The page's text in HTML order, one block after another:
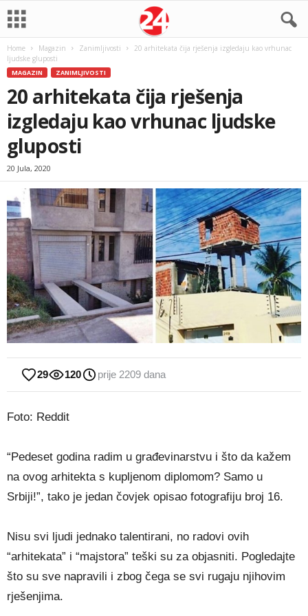
Home Magazin Zanimljivosti
20 arhitekata čija rješenja izgledaju kao vrhunac
ljudske gluposti
MAGAZIN ZANIMLJIVOSTI
20 arhitekata čija rješenja
izgledaju kao vrhunac ljudske
gluposti
20 Jula, 2020
29 120 prije 2209 dana
Foto: Reddit
“Pedeset godina radim u građevinarstvu i što da kažem
na ovog arhitekta s kupljenom diplomom? Samo u
Srbiji!”, tako je jedan čovjek opisao fotografiju broj 16.
Nisu svi ljudi jednako talentirani, no radovi ovih
“arhitekata” i “majstora” teški su za objasniti. Pogledajte
što su sve napravili i zbog čega se svi rugaju njihovim
rješenjima.